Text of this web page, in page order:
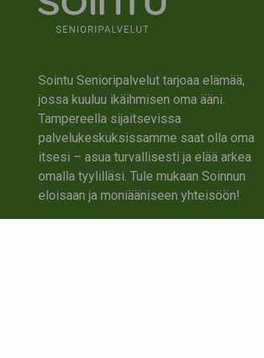
Sointu Senioripalvelut tarjoaa elämää,
jossa kuuluu ikäihmisen oma ääni.
Tampereella sijaitsevissa
palvelukeskuksissamme saat olla oma
itsesi – asua turvallisesti ja elää arkea
omalla tyylilläsi. Tule mukaan Soinnun
eloisaan ja moniääniseen yhteisöön!
Tutustu Sointuun